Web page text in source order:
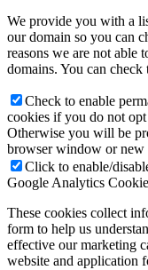
We provide you with a
our domain so you can
reasons we are not able
domains. You can
Check to enable
cookies if you do not
Otherwise you will be
browser window or new
Click to enable/
Google Analytics
These cookies collect
form to help us
effective our marketing
website and application